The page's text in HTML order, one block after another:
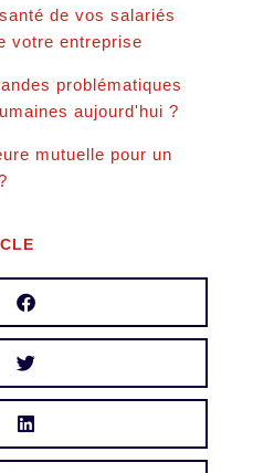
de vos salariés
votre entreprise
problématiques
aujourd'hui ?
mutuelle pour un